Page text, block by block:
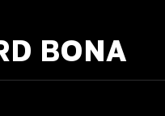
BONA